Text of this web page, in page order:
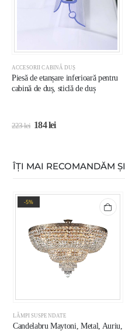
ACCESORII CABINĂ DUȘ
Piesă de etanșare inferioară pentru
cabină de duș, sticlă de duș
223lei 184lei
ÎȚI MAI RECOMANDĂM ȘI
-5%
LĂMPI SUSPENDATE
Candelabru Maytoni, Metal, Auriu,